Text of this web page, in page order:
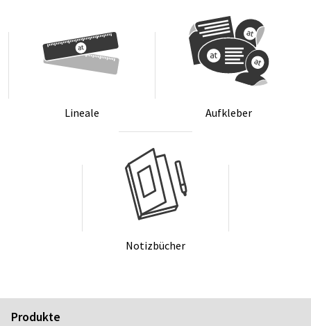
Li­nea­le Auf­kle­ber
No­tiz­bü­cher
Produkte